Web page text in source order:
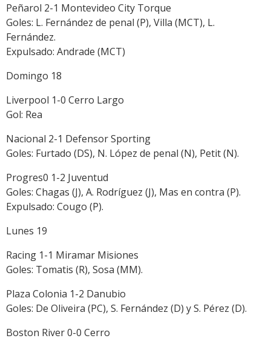
Peñarol 2-1 Montevideo City Torque
Goles: L. Fernández de penal (P), Villa (MCT), L.
Fernández.
Expulsado: Andrade (MCT)
Domingo 18
Liverpool 1-0 Cerro Largo
Gol: Rea
Nacional 2-1 Defensor Sporting
Goles: Furtado (DS), N. López de penal (N), Petit (N).
Progres0 1-2 Juventud
Goles: Chagas (J), A. Rodríguez (J), Mas en contra (P).
Expulsado: Cougo (P).
Lunes 19
Racing 1-1 Miramar Misiones
Goles: Tomatis (R), Sosa (MM).
Plaza Colonia 1-2 Danubio
Goles: De Oliveira (PC), S. Fernández (D) y S. Pérez (D).
Boston River 0-0 Cerro